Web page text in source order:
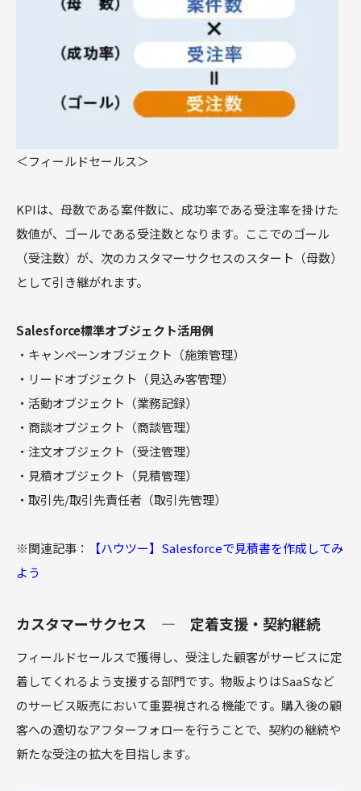
＜フィールドセールス＞
KPIは、母数である案件数に、成功率である受注率を掛けた
数値が、ゴールである受注数となります。ここでのゴール
（受注数）が、次のカスタマーサクセスのスタート（母数）
として引き継がれます。
Salesforce標準オブジェクト活用例
・キャンペーンオブジェクト（施策管理）
・リードオブジェクト（見込み客管理）
・活動オブジェクト（業務記録）
・商談オブジェクト（商談管理）
・注文オブジェクト（受注管理）
・見積オブジェクト（見積管理）
・取引先/取引先責任者（取引先管理）
※関連記事：
【ハウツー】Salesforceで見積書を作成してみ
よう
カスタマーサクセス ― 定着支援・契約継続
フィールドセールスで獲得し、受注した顧客がサービスに定
着してくれるよう支援する部門です。物販よりはSaaSなど
のサービス販売において重要視される機能です。購入後の顧
客への適切なアフターフォローを行うことで、契約の継続や
新たな受注の拡大を目指します。